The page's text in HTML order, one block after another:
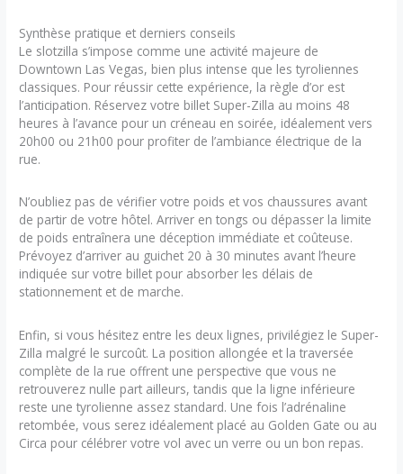
Synthèse pratique et derniers conseils
Le slotzilla s’impose comme une activité majeure de
Downtown Las Vegas, bien plus intense que les tyroliennes
classiques. Pour réussir cette expérience, la règle d’or est
l’anticipation. Réservez votre billet Super-Zilla au moins 48
heures à l’avance pour un créneau en soirée, idéalement vers
20h00 ou 21h00 pour profiter de l’ambiance électrique de la
rue.
N’oubliez pas de vérifier votre poids et vos chaussures avant
de partir de votre hôtel. Arriver en tongs ou dépasser la limite
de poids entraînera une déception immédiate et coûteuse.
Prévoyez d’arriver au guichet 20 à 30 minutes avant l’heure
indiquée sur votre billet pour absorber les délais de
stationnement et de marche.
Enfin, si vous hésitez entre les deux lignes, privilégiez le Super-
Zilla malgré le surcoût. La position allongée et la traversée
complète de la rue offrent une perspective que vous ne
retrouverez nulle part ailleurs, tandis que la ligne inférieure
reste une tyrolienne assez standard. Une fois l’adrénaline
retombée, vous serez idéalement placé au Golden Gate ou au
Circa pour célébrer votre vol avec un verre ou un bon repas.